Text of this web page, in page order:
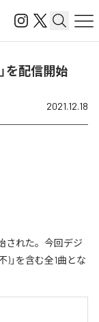
を配信開始
2021.12.18
された。今回デジ
)」を含む全1曲とな